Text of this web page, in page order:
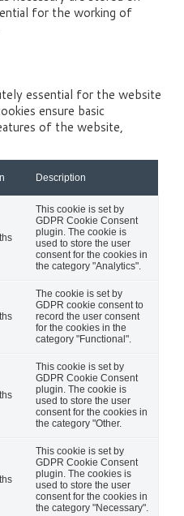
for the working of
essential for the website
ensure basic
of the website,
Description
This cookie is set by
GDPR Cookie Consent
plugin. The cookie is
used to store the user
consent for the cookies in
the category "Analytics".
The cookie is set by
GDPR cookie consent to
record the user consent
for the cookies in the
category "Functional".
This cookie is set by
GDPR Cookie Consent
plugin. The cookie is
used to store the user
consent for the cookies in
the category "Other.
This cookie is set by
GDPR Cookie Consent
plugin. The cookies is
used to store the user
consent for the cookies in
the category "Necessary".